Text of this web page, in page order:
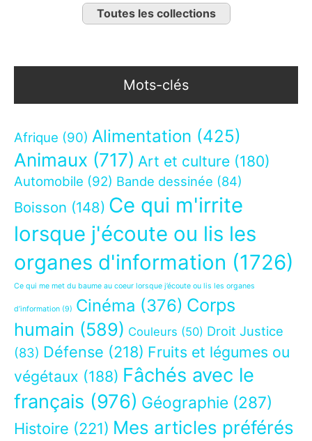
Toutes les collections
Mots-clés
Afrique (90) Alimentation (425)
Animaux (717) Art et culture (180)
Automobile (92) Bande dessinée (84)
Boisson (148) Ce qui m'irrite
lorsque j'écoute ou lis les
organes d'information (1726)
Ce qui me met du baume au coeur lorsque j’écoute ou lis les organes
d’information (9) Cinéma (376) Corps
humain (589) Couleurs (50) Droit Justice
(83) Défense (218) Fruits et légumes ou
végétaux (188) Fâchés avec le
français (976) Géographie (287)
Histoire (221) Mes articles préférés